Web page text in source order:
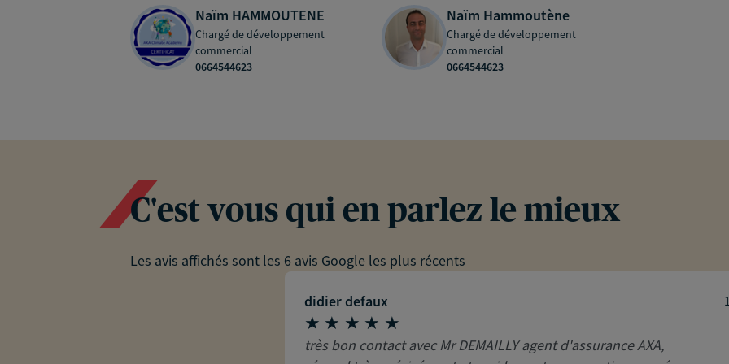
Naïm HAMMOUTENE
Chargé de développement
commercial
0664544623
Naïm Hammoutène
Chargé de développement
commercial
0664544623
C'est vous qui en parlez le mieux
Les avis affichés sont les 6 avis Google les plus récents
didier defaux
très bon contact avec Mr DEMAILLY agent d'assurance AXA,